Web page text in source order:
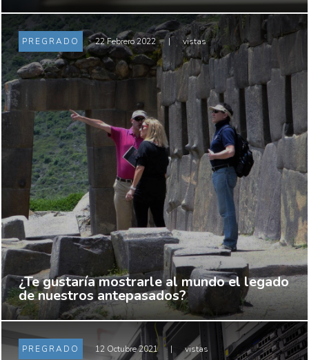
PREGRADO 22 Febrero 2022 | vistas
¿Te gustaría mostrarle al mundo el legado
de nuestros antepasados?
PREGRADO 12 Octubre 2021 | vistas